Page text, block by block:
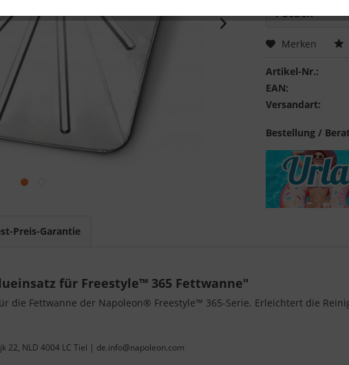
Merken
Artikel-Nr.:
EAN:
Versandart:
Bestellung /
Preis-Garantie
für Freestyle™ 365 Fettwanne"
die Fettwanne der Napoleon® Freestyle™ 365-Serie. Erleichtert die
22, NLD 4004 LC Tiel | de.info@napoleon.com